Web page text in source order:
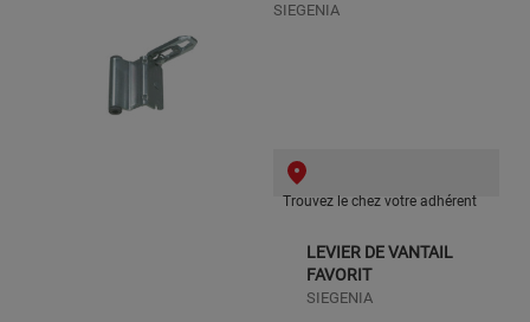
SIEGENIA
Trouvez le chez votre adhérent
LEVIER DE VANTAIL
FAVORIT
SIEGENIA